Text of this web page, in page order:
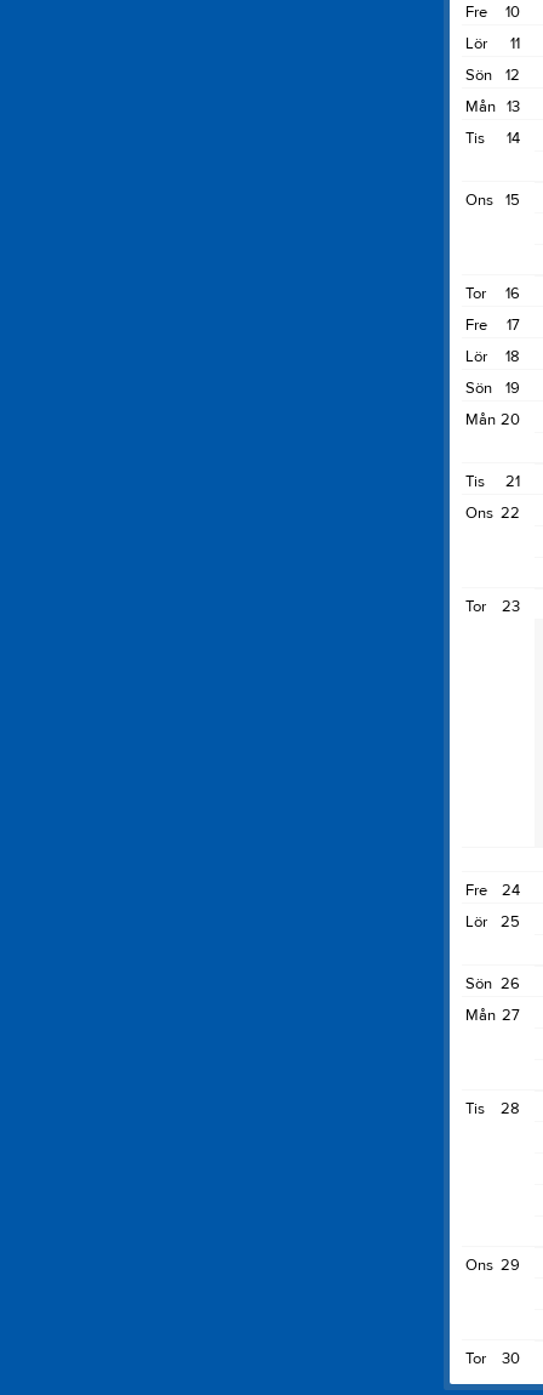
10
Fre
11
Lör
12
Sön
13
Mån
14
Tis
15
Ons
16
Tor
17
Fre
18
Lör
19
Sön
20
Mån
21
Tis
22
Ons
23
Tor
24
Fre
25
Lör
26
Sön
27
Mån
28
Tis
29
Ons
30
Tor